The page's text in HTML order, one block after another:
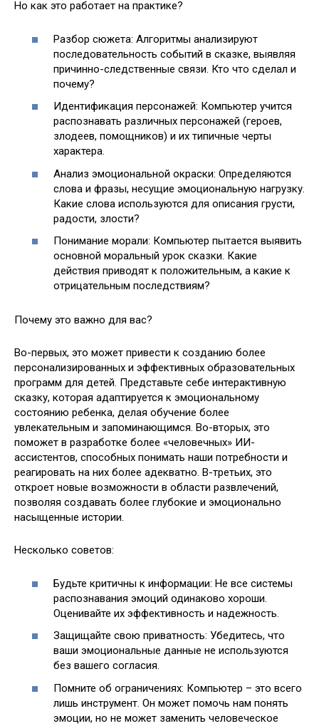
Но как это работает на практике?
Разбор сюжета: Алгоритмы анализируют
последовательность событий в сказке, выявляя
причинно-следственные связи. Кто что сделал и
почему?
Идентификация персонажей: Компьютер учится
распознавать различных персонажей (героев,
злодеев, помощников) и их типичные черты
характера.
Анализ эмоциональной окраски: Определяются
слова и фразы, несущие эмоциональную нагрузку.
Какие слова используются для описания грусти,
радости, злости?
Понимание морали: Компьютер пытается выявить
основной моральный урок сказки. Какие
действия приводят к положительным, а какие к
отрицательным последствиям?
Почему это важно для вас?
Во-первых, это может привести к созданию более
персонализированных и эффективных образовательных
программ для детей. Представьте себе интерактивную
сказку, которая адаптируется к эмоциональному
состоянию ребенка, делая обучение более
увлекательным и запоминающимся. Во-вторых, это
поможет в разработке более «человечных» ИИ-
ассистентов, способных понимать наши потребности и
реагировать на них более адекватно. В-третьих, это
откроет новые возможности в области развлечений,
позволяя создавать более глубокие и эмоционально
насыщенные истории.
Несколько советов:
Будьте критичны к информации: Не все системы
распознавания эмоций одинаково хороши.
Оценивайте их эффективность и надежность.
Защищайте свою приватность: Убедитесь, что
ваши эмоциональные данные не используются
без вашего согласия.
Помните об ограничениях: Компьютер – это всего
лишь инструмент. Он может помочь нам понять
эмоции, но не может заменить человеческое